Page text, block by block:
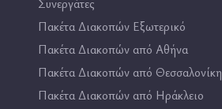
Συνεργάτες
Πακέτα Διακοπών Εξωτερικό
Πακέτα Διακοπών από Αθήνα
Πακέτα Διακοπών από Θεσσαλονίκη
Πακέτα Διακοπών από Ηράκλειο